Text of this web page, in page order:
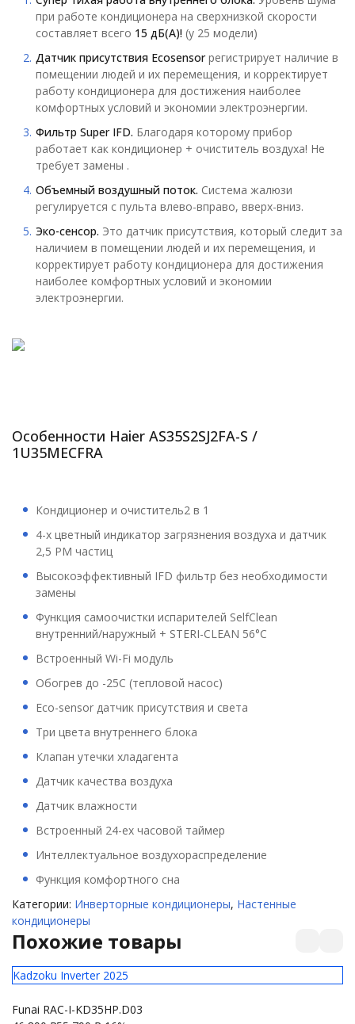
при работе кондиционера на сверхнизкой скорости
составляет всего 15 дБ(А)! (у 25 модели)
Датчик присутствия Ecosensorрегистрирует наличие в
помещении людей и их перемещения, и корректирует
работу кондиционера для достижения наиболее
комфортных условий и экономии электроэнергии.
Фильтр Super IFD. Благодаря которому прибор
работает как кондиционер + очиститель воздуха! Не
требует замены .
Объемный воздушный поток. Система жалюзи
регулируется с пульта влево-вправо, вверх-вниз.
Эко-сенсор. Это датчик присутствия, который следит за
наличием в помещении людей и их перемещения, и
корректирует работу кондиционера для достижения
наиболее комфортных условий и экономии
электроэнергии.
Особенности Haier AS35S2SJ2FA-S /
1U35MECFRA
Кондиционер и очиститель2 в 1
4-х цветный индикатор загрязнения воздуха и датчик
2,5 PM частиц
Высокоэффективный IFD фильтр без необходимости
замены
Функция самоочистки испарителей SelfClean
внутренний/наружный + STERI-CLEAN 56°C
Встроенный Wi-Fi модуль
Обогрев до -25С (тепловой насос)
Eco-sensor датчик присутствия и света
Три цвета внутреннего блока
Клапан утечки хладагента
Датчик качества воздуха
Датчик влажности
Встроенный 24-ех часовой таймер
Интеллектуальное воздухораспределение
Функция комфортного сна
Категории: Инверторные кондиционеры, Настенные
кондиционеры
Похожие товары
Kadzoku Inverter 2025
Funai RAC-I-KD35HP.D03